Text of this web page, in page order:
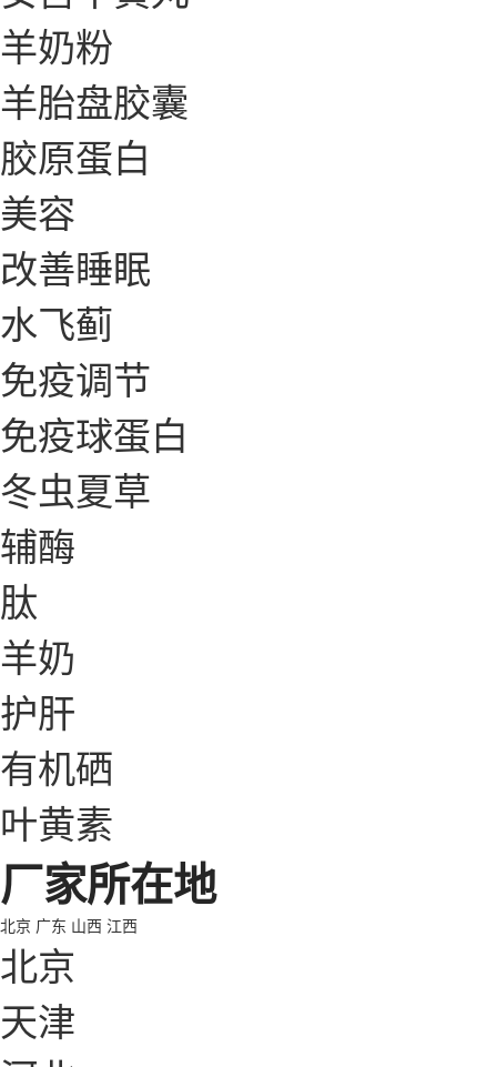
羊奶粉
羊胎盘胶囊
胶原蛋白
美容
改善睡眠
水飞蓟
免疫调节
免疫球蛋白
冬虫夏草
辅酶
肽
羊奶
护肝
有机硒
叶黄素
厂家所在地
北京 广东 山西 江西
北京
天津